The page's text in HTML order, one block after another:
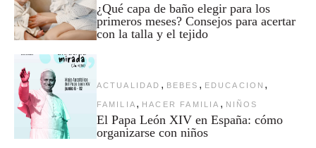
¿Qué capa de baño elegir para los
primeros meses? Consejos para acertar
con la talla y el tejido
ACTUALIDAD , BEBES , EDUCACION ,
FAMILIA , HACER FAMILIA , NIÑOS
El Papa León XIV en España: cómo
organizarse con niños